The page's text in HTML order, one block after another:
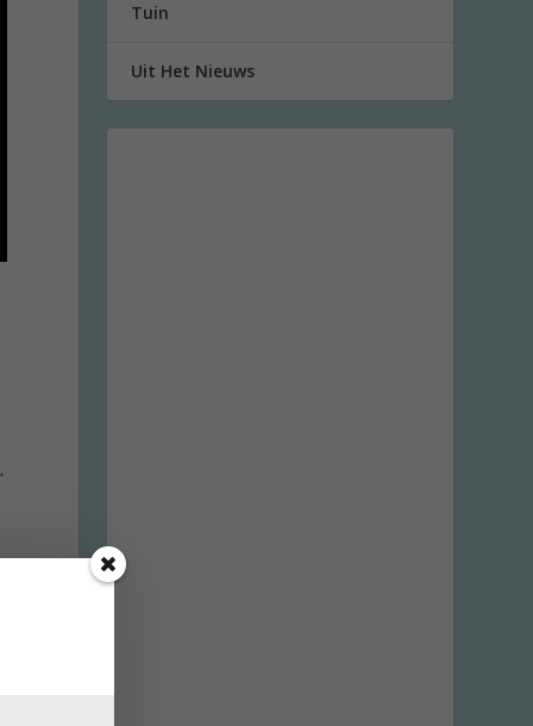
Tuin
Uit Het Nieuws